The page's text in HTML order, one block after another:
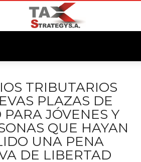
TRIBUTARIOS
PLAZAS DE
JÓVENES Y
QUE HAYAN
UNA PENA
DE LIBERTAD